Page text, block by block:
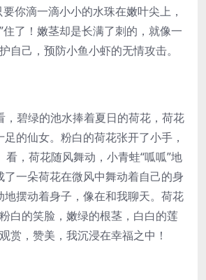
你滴一滴小小的水珠在嫩叶尖上，
住了！嫩茎却是长满了刺的，就像一
自己，预防小鱼小虾的无情攻击。
碧绿的池水捧着夏日的荷花，荷花
的仙女。粉白的荷花张开了小手，
看，荷花随风舞动，小青蛙“呱呱”地
了一朵荷花在微风中舞动着自己的身
地摆动着身子，像在和我聊天。荷花
白的笑脸，嫩绿的根茎，白白的莲
赏，赞美，我沉浸在幸福之中！